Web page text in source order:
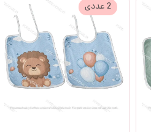
2 عددی